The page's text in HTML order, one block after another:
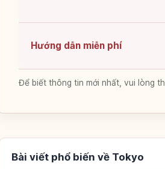
Hướng dẫn miễn phí
Để biết thông tin mới nhất, vui lòng
Bài viết phổ biến về Tokyo